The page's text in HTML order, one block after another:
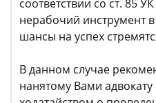
соответствии со ст. 85
нерабочий инструмент
шансы на успех
В данном случае
нанятому Вами адвокату